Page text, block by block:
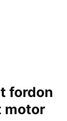
fordon
motor